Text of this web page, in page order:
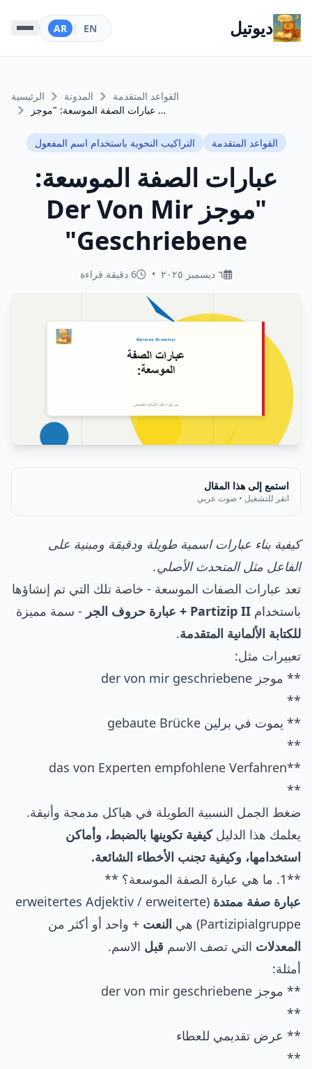
ديوتيل EN
|
AR
الرئيسية المدونة
القواعد المتقدمة
عبارات الصفة الموسعة: "موجز Der Von Mir Geschriebene"
القواعد المتقدمة التراكيب النحوية باستخدام اسم المفعول
عبارات الصفة الموسعة:
"موجز Der Von Mir
Geschriebene"
٦ ديسمبر ٢٠٢٥ • 6 دقيقة قراءة
استمع إلى هذا المقال
انقر للتشغيل • صوت عربي
كيفية بناء عبارات اسمية طويلة ودقيقة ومبنية على
الفاعل مثل المتحدث الأصلي.
تعد عبارات الصفات الموسعة - خاصة تلك التي تم إنشاؤها
باستخدام Partizip II + عبارة حروف الجر
- سمة مميزة
للكتابة الألمانية المتقدمة.
تعبيرات مثل:
** موجز der von mir geschriebene
**
** يموت في برلين gebaute Brücke
**
**das von Experten empfohlene Verfahren
**
ضغط الجمل النسبية الطويلة في هياكل مدمجة وأنيقة.
يعلمك هذا الدليلكيفية تكوينها بالضبط، وأماكن
استخدامها، وكيفية تجنب الأخطاء الشائعة.
**1. ما هي عبارة الصفة الموسعة؟ **
عبارة صفة ممتدة (erweitertes Adjektiv / erweiterte
Partizipialgruppe) هي
النعت + واحد أو أكثر من
المعدلات التي تصف الاسم قبل الاسم.
أمثلة:
** موجز der von mir geschriebene
**
** عرض تقديمي للعطاء
**